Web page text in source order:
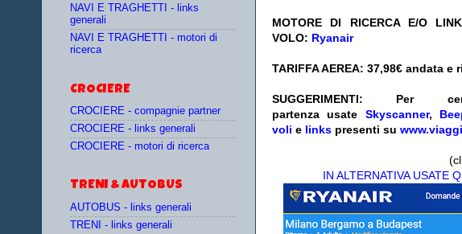
MOTORE DI RICERCA E/O
VOLO: Ryanair
TARIFFA AEREA: 37,98€ andata e
SUGGERIMENTI: Per
partenza usate Skyscanner,
voli e links presenti su
IN ALTERNATIVA USATE
NAVI E TRAGHETTI - links
generali
NAVI E TRAGHETTI - motori di
ricerca
CROCIERE
CROCIERE - compagnie partner
CROCIERE - links generali
CROCIERE - motori di ricerca
TRENI & AUTOBUS
AUTOBUS - links generali
TRENI - links generali